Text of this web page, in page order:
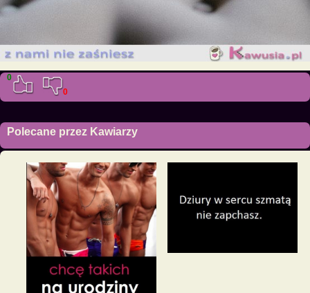
0
0
Polecane przez Kawiarzy